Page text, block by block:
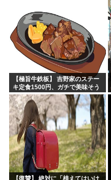
【極旨牛鉄板】 吉野家のステー
キ定食1500円、ガチで美味そう
ｗｗｗ
【復讐】 絶対に「植えてはいけ